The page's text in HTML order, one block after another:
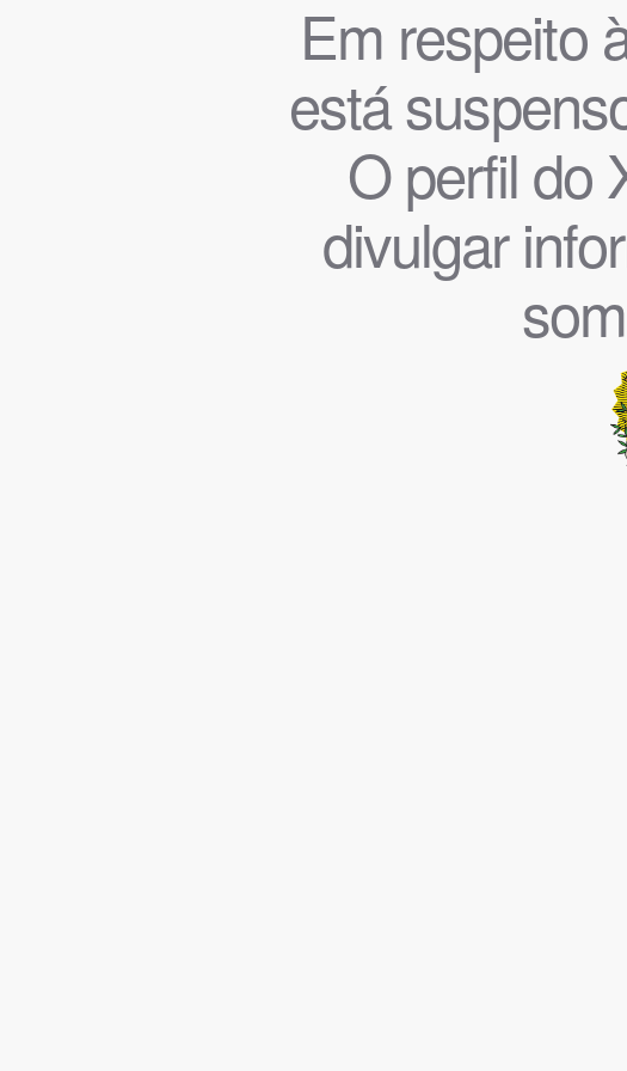
Em respeito
está
O perfil do
divulgar